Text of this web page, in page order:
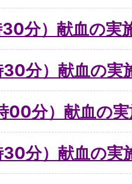
30分）献血の実
30分）献血の実
00分）献血の
30分）献血の実